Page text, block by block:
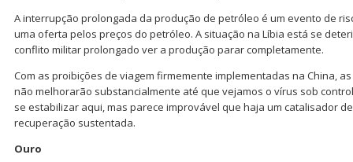
A interrupção prolongada da produção de petróleo é um evento de
uma oferta pelos preços do petróleo. A situação na Líbia está se
conflito militar prolongado ver a produção parar completamente.
Com as proibições de viagem firmemente implementadas na China,
não melhorarão substancialmente até que vejamos o vírus sob
se estabilizar aqui, mas parece improvável que haja um catalisador
recuperação sustentada.
Ouro